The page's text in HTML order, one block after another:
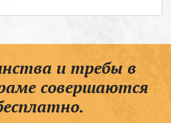
и требы в
совершаются